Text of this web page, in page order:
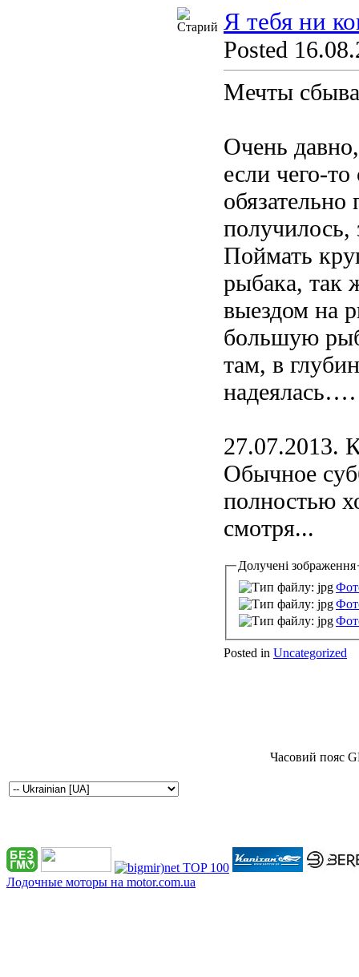
Я тебя ни
Posted
Мечты
Очень
если чего-
обязательно
получилось,
Поймать
рыбака, так
выездом на
большую
там, в
27.07.2013.
Обычное
полностью
смотря...
Долучені зображення
Posted in Uncategorized
Часовий пояс
Лодочные моторы на motor.com.ua